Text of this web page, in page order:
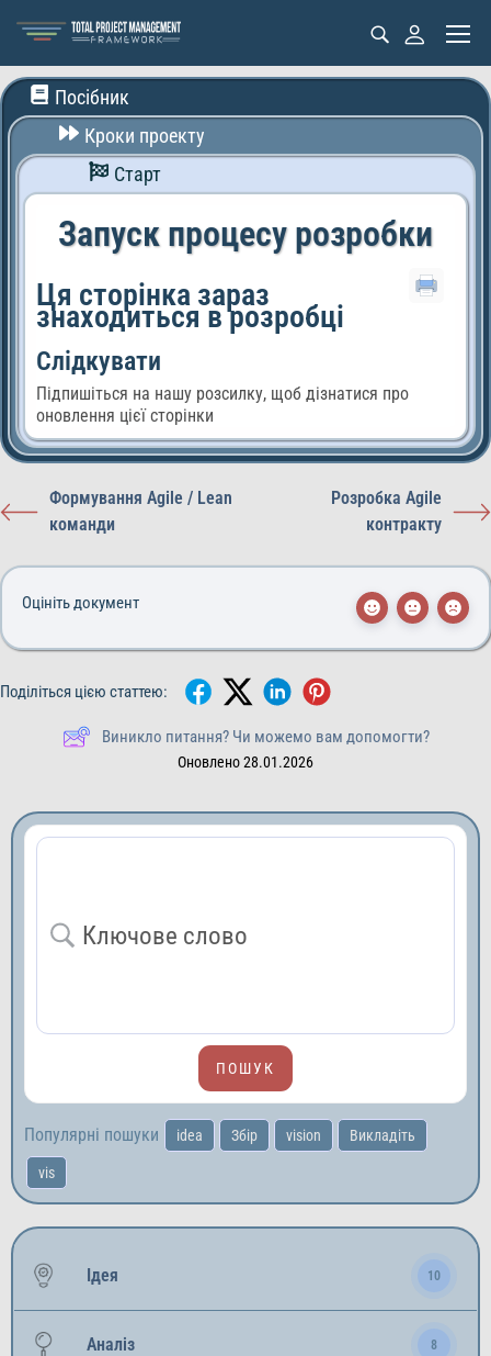
Популярні пошуки idea Збір vision Викладіть
vis
Ідея 10
Аналіз 8
Посібник
Кроки проекту
Старт
Запуск процесу розробки
Ця сторінка зараз
знаходиться в розробці
Слідкувати
Підпишіться на нашу розсилку, щоб дізнатися про
оновлення цієї сторінки
Формування Agile / Lean
команди
Розробка Agile
контракту
Оцініть документ
Поділіться цією статтею:
Виникло питання? Чи можемо вам допомогти?
Оновлено 28.01.2026